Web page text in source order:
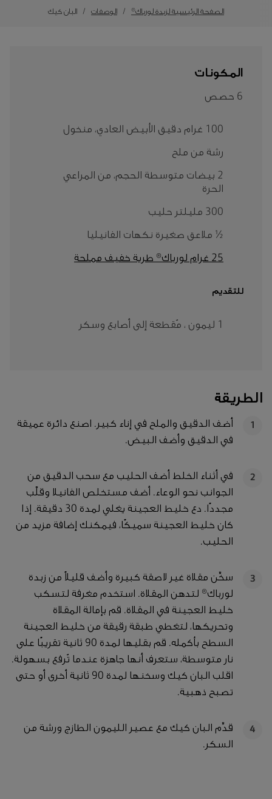
الصفحة الرئيسية لزبدة لورباك® الوصفات البان كيك
المكونات
6 حصص
100 غرام دقيق الأبيض العادي، منخول
رشة من ملح
2 بيضات متوسطة الحجم، من المراعي
الحرة
300 مليلتر حليب
½ ملاعق صغيرة نكهات الفانيليا
25 غرام لورباك® طرية خفيف مملحة
للتقديم
1 ليمون ، مُقطعة إلى أصابع وسكر
الطريقة
1
أضف الدقيق والملح في إناء كبير. اصنع دائرة عميقة
في الدقيق وأضف البيض.
2
في أثناء الخلط أضف الحليب مع سحب الدقيق من
الجوانب نحو الوعاء. أضف مستخلص الفانيلا وقلّب
مجددًا. دع خليط العجينة يغلي لمدة 30 دقيقة. إذا
كان خليط العجينة سميكًا، فيمكنك إضافة مزيد من
الحليب.
3
سخِّن مقلاة غير لاصقة كبيرة وأضف قليلاً من زبدة
لورباك® لتدهن المقلاة. استخدم مغرفة لتسكب
خليط العجينة في المقلاة. قم بإمالة المقلاة
وتحريكها، لتغطي طبقة رقيقة من خليط العجينة
السطح بأكمله. قم بقليها لمدة 90 ثانية تقريبًا على
نار متوسطة، ستعرف أنها جاهزة عندما تُرفع بسهولة.
اقلب البان كيك وسخنها لمدة 90 ثانية أخرى أو حتى
تصبح ذهبية.
4
قدِّم البان كيك مع عصير الليمون الطازج ورشة من
السكر.